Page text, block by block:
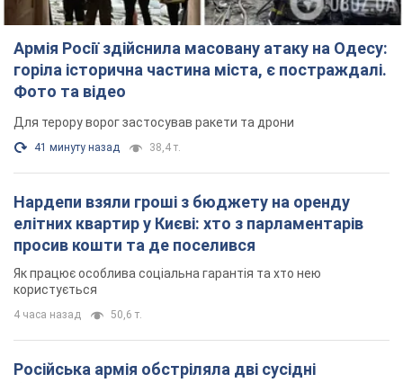
просив кошти та де поселився
Як працює особлива соціальна гарантія та хто нею
користується
4 часа назад
Російська армія обстріляла дві сусідні
багатоповерхівки в Харкові: двоє загиблих,
більше 20 постраждалих
Ворог навмисно обстрілює житлові будинки
37 минут назад 3,3 т.